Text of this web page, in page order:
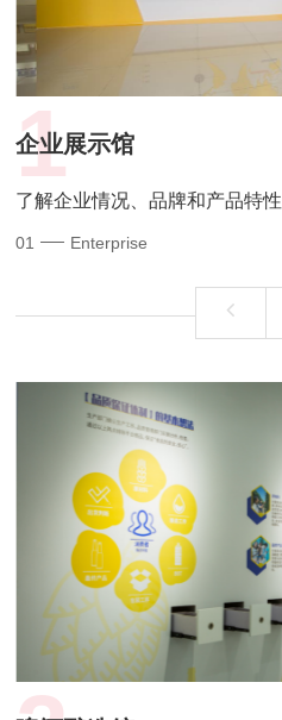
1
企业展示馆
了解企业情况、品牌和产品特性
01 Enterprise